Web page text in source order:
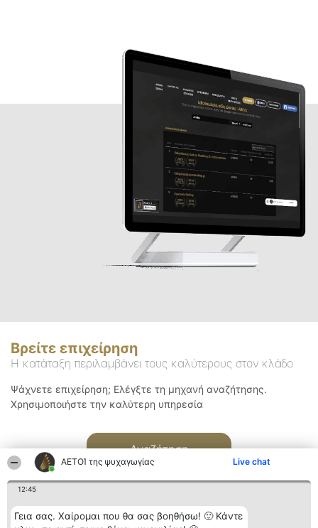
ΑΕΤΟΊ της ψυχαγωγίας Live chat
12:45
Γεια σας. Χαίρομαι που θα σας βοηθήσω! 🙂 Κάντε
Βρείτε επιχείρηση
Η κατάταξη περιλαμβάνει τους καλύτερους στον κλάδο
Ψάχνετε επιχείρηση; Ελέγξτε τη μηχανή αναζήτησης.
Χρησιμοποιήστε την καλύτερη υπηρεσία
Αναζήτηση